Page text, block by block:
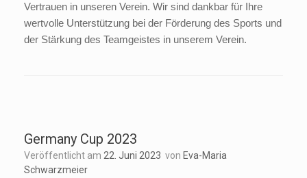
Vertrauen in unseren Verein. Wir sind dankbar für Ihre
wertvolle Unterstützung bei der Förderung des Sports und
der Stärkung des Teamgeistes in unserem Verein.
Germany Cup 2023
Veröffentlicht am 22. Juni 2023 von Eva-Maria
Schwarzmeier